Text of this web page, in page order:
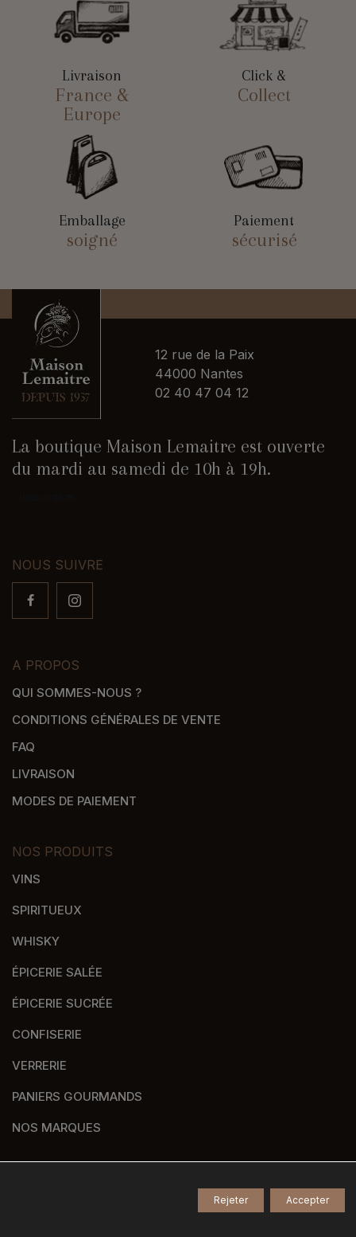
Livraison
France &
Europe
Click &
Collect
Emballage
soigné
Paiement
sécurisé
12 rue de la Paix
44000 Nantes
02 40 47 04 12
La boutique Maison Lemaitre est ouverte
du mardi au samedi de 10h à 19h.
NOUS SUIVRE
A PROPOS
QUI SOMMES-NOUS ?
CONDITIONS GÉNÉRALES DE VENTE
FAQ
LIVRAISON
MODES DE PAIEMENT
NOS PRODUITS
VINS
SPIRITUEUX
WHISKY
ÉPICERIE SALÉE
ÉPICERIE SUCRÉE
CONFISERIE
VERRERIE
PANIERS GOURMANDS
NOS MARQUES
Tous droits réservés -
Accepter
Rejeter